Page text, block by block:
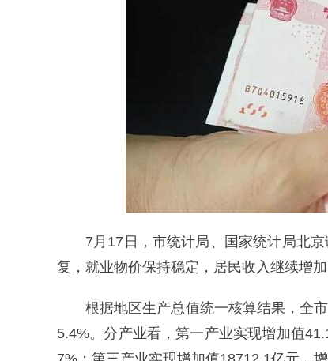
7月17日，市统计局、国家统计局北
复，就业物价保持稳定，居民收入继续增
根据地区生产总值统一核算结果，全
5.4%。分产业看，第一产业实现增加值